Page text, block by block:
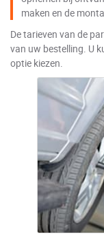
maken en de
De tarieven van de
van uw bestelling. U
optie kiezen.